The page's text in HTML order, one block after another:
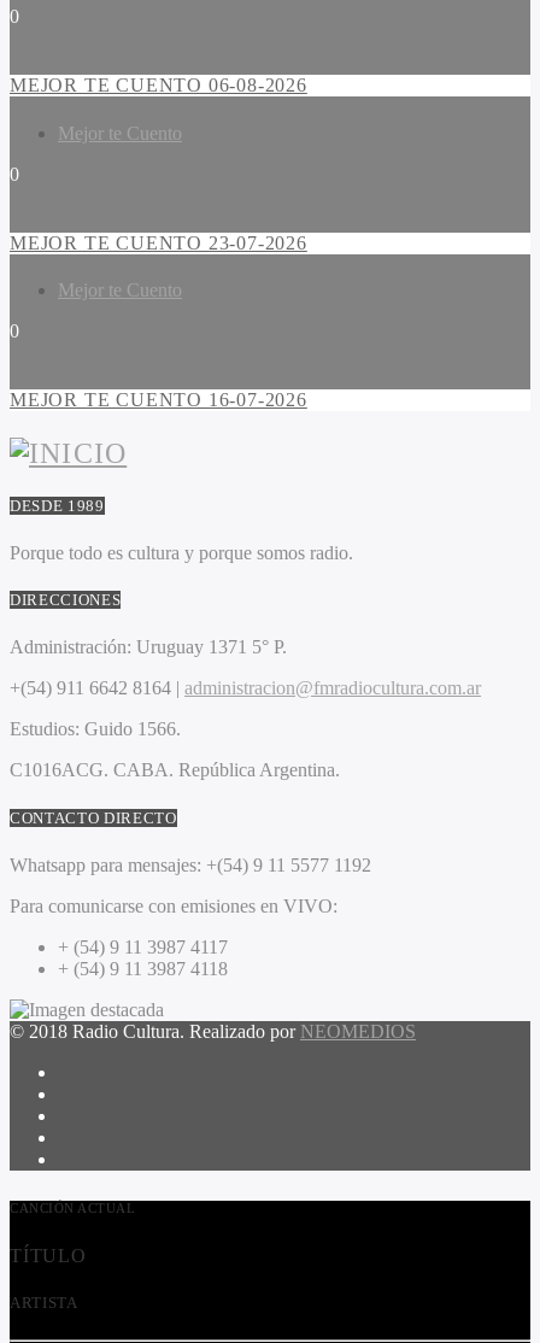
0
MEJOR TE CUENTO 06-08-2026
Mejor te Cuento
0
MEJOR TE CUENTO 23-07-2026
Mejor te Cuento
0
MEJOR TE CUENTO 16-07-2026
DESDE 1989
Porque todo es cultura y porque somos radio.
DIRECCIONES
Administración: Uruguay 1371 5° P.
+(54) 911 6642 8164 | administracion@fmradiocultura.com.ar
Estudios: Guido 1566.
C1016ACG. CABA. República Argentina.
CONTACTO DIRECTO
Whatsapp para mensajes: +(54) 9 11 5577 1192
Para comunicarse con emisiones en VIVO:
+ (54) 9 11 3987 4117
+ (54) 9 11 3987 4118
© 2018 Radio Cultura. Realizado por NEOMEDIOS
CANCIÓN ACTUAL
TÍTULO
ARTISTA